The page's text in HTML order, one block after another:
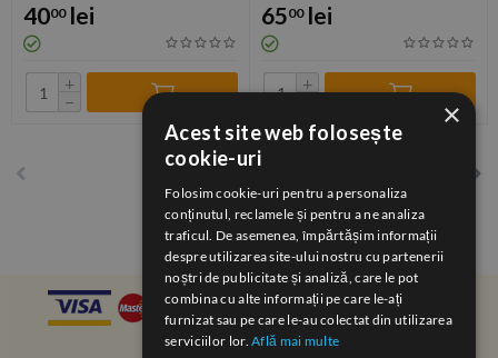
4000 lei
+
−
6500 lei
+
1
×
Acest site web folosește
cookie-uri
Folosim cookie-uri pentru a personaliza
conținutul, reclamele și pentru a ne analiza
traficul. De asemenea, împărtășim informații
despre utilizarea site-ului nostru cu partenerii
noștri de publicitate și analiză, care le pot
combina cu alte informații pe care le-ați
furnizat sau pe care le-au colectat din utilizarea
serviciilor lor.Află mai multe